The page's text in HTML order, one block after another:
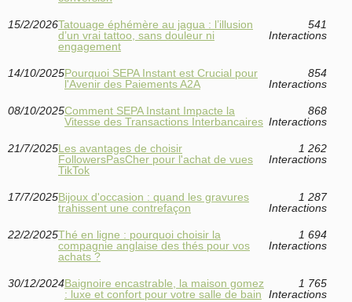
15/2/2026Tatouage éphémère au jagua : l’illusion
d’un vrai tattoo, sans douleur ni
engagement
541
Interactions
14/10/2025Pourquoi SEPA Instant est Crucial pour
l'Avenir des Paiements A2A
854
Interactions
08/10/2025Comment SEPA Instant Impacte la
Vitesse des Transactions Interbancaires
868
Interactions
21/7/2025Les avantages de choisir
FollowersPasCher pour l'achat de vues
TikTok
1 262
Interactions
17/7/2025Bijoux d'occasion : quand les gravures
trahissent une contrefaçon
1 287
Interactions
22/2/2025Thé en ligne : pourquoi choisir la
compagnie anglaise des thés pour vos
achats ?
1 694
Interactions
30/12/2024Baignoire encastrable, la maison gomez
: luxe et confort pour votre salle de bain
1 765
Interactions